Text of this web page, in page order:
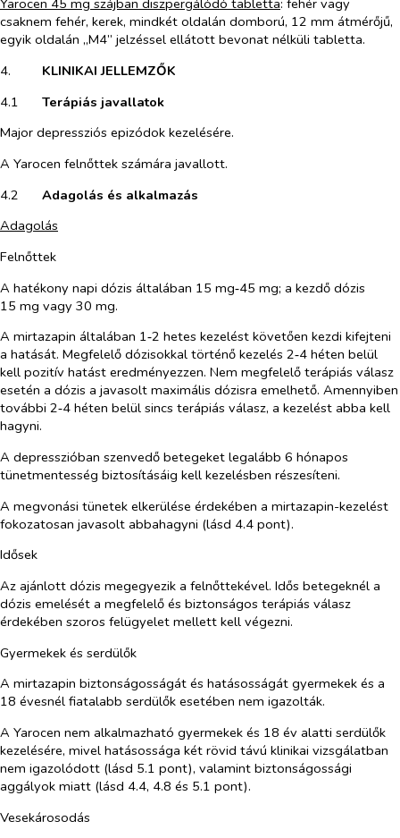
Yarocen 45 mg szájban diszpergálódó tabletta: fehér vagy
csaknem fehér, kerek, mindkét oldalán domború, 12 mm átmérőjű,
egyik oldalán „M4” jelzéssel ellátott bevonat nélküli tabletta.
4.​
KLINIKAI JELLEMZŐK
4.1​
Terápiás javallatok
Major depressziós epizódok kezelésére.
A Yarocen felnőttek számára javallott.
4.2​
Adagolás és alkalmazás
Adagolás
Felnőttek
A hatékony napi dózis általában 15 mg‑45 mg; a kezdő dózis
15 mg vagy 30 mg.
A mirtazapin általában 1‑2 hetes kezelést követően kezdi kifejteni
a hatását. Megfelelő dózisokkal történő kezelés 2‑4 héten belül
kell pozitív hatást eredményezzen. Nem megfelelő terápiás válasz
esetén a dózis a javasolt maximális dózisra emelhető. Amennyiben
további 2‑4 héten belül sincs terápiás válasz, a kezelést abba kell
hagyni.
A depresszióban szenvedő betegeket legalább 6 hónapos
tünetmentesség biztosításáig kell kezelésben részesíteni.
A megvonási tünetek elkerülése érdekében a mirtazapin-kezelést
fokozatosan javasolt abbahagyni (lásd 4.4 pont).
Idősek
Az ajánlott dózis megegyezik a felnőttekével. Idős betegeknél a
dózis emelését a megfelelő és biztonságos terápiás válasz
érdekében szoros felügyelet mellett kell végezni.
Gyermekek és serdülők
A mirtazapin biztonságosságát és hatásosságát gyermekek és a
18 évesnél fiatalabb serdülők esetében nem igazolták.
A Yarocen nem alkalmazható gyermekek és 18 év alatti serdülők
kezelésére, mivel hatásossága két rövid távú klinikai vizsgálatban
nem igazolódott (lásd 5.1 pont), valamint biztonságossági
aggályok miatt (lásd 4.4, 4.8 és 5.1 pont).
Vesekárosodás